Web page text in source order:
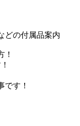
どの付属品案内
！
です！